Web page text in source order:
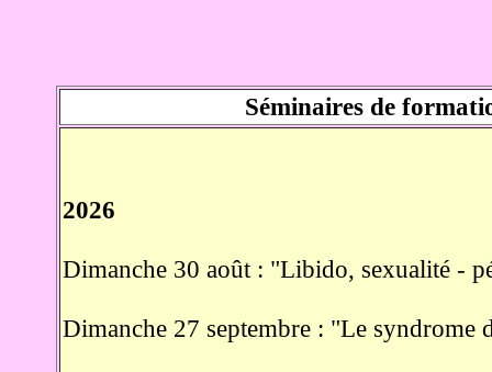
Séminaires de
2026
Dimanche 30 août : "Libido, sexualité -
Dimanche 27 septembre : "Le syndrome